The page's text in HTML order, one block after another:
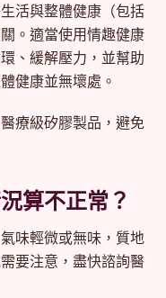
活與整體健康（包括
。適當使用情趣健康
、緩解壓力，並幫助
健康並無壞處。
療級矽膠製品，避免
算不正常？
味輕微或無味，質地
要注意，盡快諮詢醫